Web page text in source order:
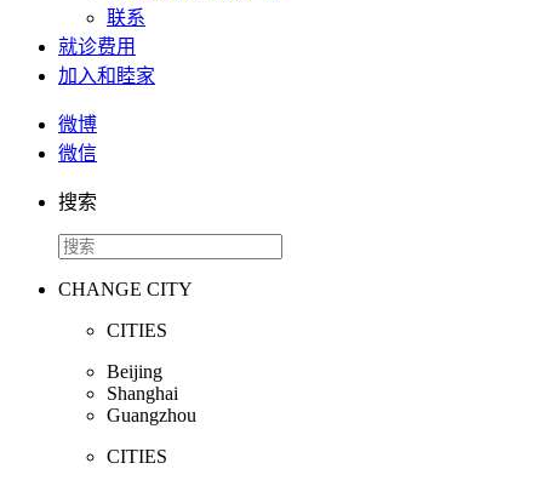
联系
就诊费用
加入和睦家
微博
微信
搜索
CHANGE CITY
CITIES
Beijing
Shanghai
Guangzhou
CITIES